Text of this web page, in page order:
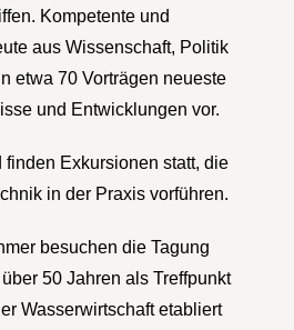
Kompetente und
aus Wissenschaft, Politik
etwa 70 Vorträgen neueste
und Entwicklungen vor.
finden Exkursionen statt, die
in der Praxis vorführen.
besuchen die Tagung
50 Jahren als Treffpunkt
Wasserwirtschaft etabliert